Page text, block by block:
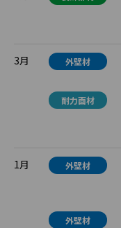
3月 外壁材
耐力面材
1月 外壁材
外壁材